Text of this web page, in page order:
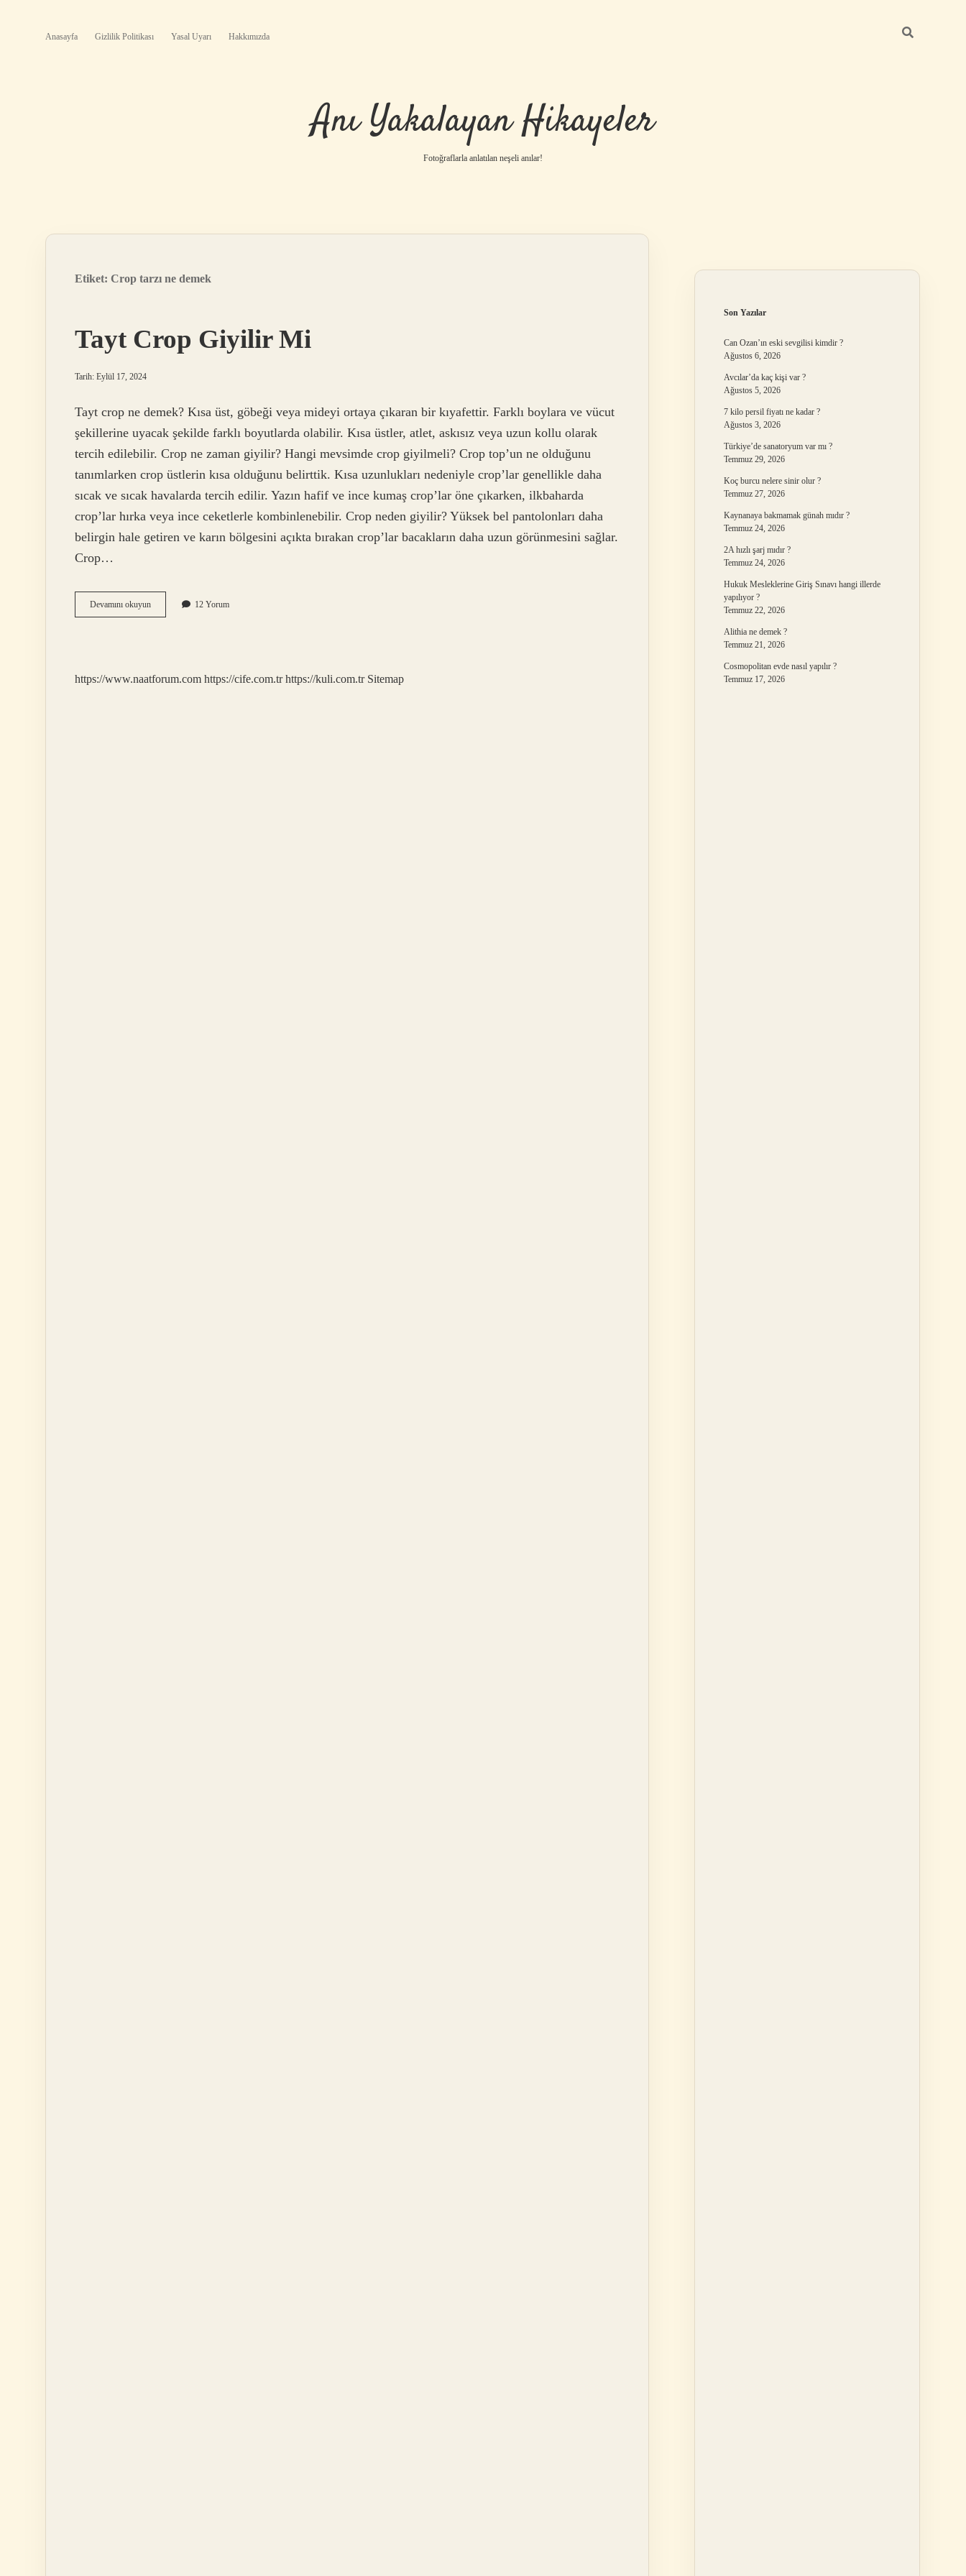
Anasayfa Gizlilik Politikası Yasal Uyarı Hakkımızda
Anı Yakalayan Hikayeler
Fotoğraflarla anlatılan neşeli anılar!
Etiket: Crop tarzı ne demek
Tayt Crop Giyilir Mi
Tarih: Eylül 17, 2024
Tayt crop ne demek? Kısa üst, göbeği veya mideyi ortaya çıkaran bir kıyafettir. Farklı boylara ve vücut
şekillerine uyacak şekilde farklı boyutlarda olabilir. Kısa üstler, atlet, askısız veya uzun kollu olarak
tercih edilebilir. Crop ne zaman giyilir? Hangi mevsimde crop giyilmeli? Crop top’un ne olduğunu
tanımlarken crop üstlerin kısa olduğunu belirttik. Kısa uzunlukları nedeniyle crop’lar genellikle daha
sıcak ve sıcak havalarda tercih edilir. Yazın hafif ve ince kumaş crop’lar öne çıkarken, ilkbaharda
crop’lar hırka veya ince ceketlerle kombinlenebilir. Crop neden giyilir? Yüksek bel pantolonları daha
belirgin hale getiren ve karın bölgesini açıkta bırakan crop’lar bacakların daha uzun görünmesini sağlar.
Crop…
Devamını okuyunTayt
Crop
12 Yorum
https://www.naatforum.com https://cife.com.tr https://kuli.com.tr Sitemap
Son Yazılar
Can Ozan’ın eski sevgilisi kimdir ?
Ağustos 6, 2026
Avcılar’da kaç kişi var ?
Ağustos 5, 2026
7 kilo persil fiyatı ne kadar ?
Ağustos 3, 2026
Türkiye’de sanatoryum var mı ?
Temmuz 29, 2026
Koç burcu nelere sinir olur ?
Temmuz 27, 2026
Kaynanaya bakmamak günah mıdır ?
Temmuz 24, 2026
2A hızlı şarj mıdır ?
Temmuz 24, 2026
Hukuk Mesleklerine Giriş Sınavı hangi illerde
yapılıyor ?
Temmuz 22, 2026
Alithia ne demek ?
Temmuz 21, 2026
Cosmopolitan evde nasıl yapılır ?
Temmuz 17, 2026